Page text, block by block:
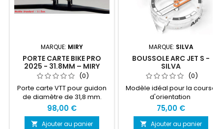
MARQUE: MIRY
PORTE CARTE BIKE PRO
2025 - 31.8MM – MIRY
(0)
Porte carte VTT pour guidon
de diamètre de 31,8 mm.
98,00 €
 Ajouter au panier
MARQUE: SILVA
BOUSSOLE ARC JET S -
SILVA
(0)
Modèle idéal pour la course
d'orientation
75,00 €
 Ajouter au panier